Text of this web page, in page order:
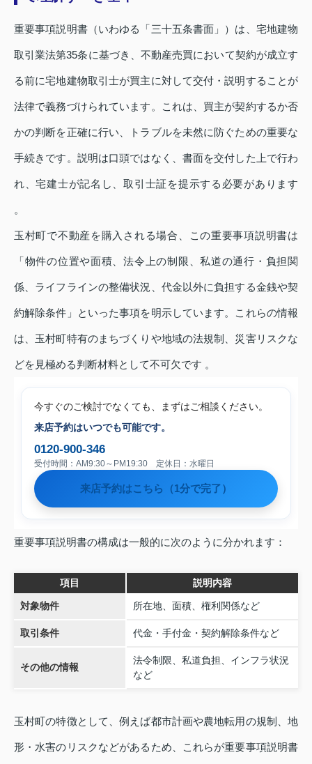
重要事項説明書（いわゆる「三十五条書面」）は、宅地建物
取引業法第35条に基づき、不動産売買において契約が成立す
る前に宅地建物取引士が買主に対して交付・説明することが
法律で義務づけられています。これは、買主が契約するか否
かの判断を正確に行い、トラブルを未然に防ぐための重要な
手続きです。説明は口頭ではなく、書面を交付した上で行わ
れ、宅建士が記名し、取引士証を提示する必要があります
。
玉村町で不動産を購入される場合、この重要事項説明書は
「物件の位置や面積、法令上の制限、私道の通行・負担関
係、ライフラインの整備状況、代金以外に負担する金銭や契
約解除条件」といった事項を明示しています。これらの情報
は、玉村町特有のまちづくりや地域の法規制、災害リスクな
どを見極める判断材料として不可欠です 。
今すぐのご検討でなくても、まずはご相談ください。
来店予約はいつでも可能です。
0120-900-346
受付時間：AM9:30～PM19:30 定休日：水曜日
来店予約はこちら（1分で完了）
重要事項説明書の構成は一般的に次のように分かれます：
項目 説明内容
対象物件 所在地、面積、権利関係など
取引条件 代金・手付金・契約解除条件など
その他の情報
法令制限、私道負担、インフラ状況
など
玉村町の特徴として、例えば都市計画や農地転用の規制、地
形・水害のリスクなどがあるため、これらが重要事項説明書